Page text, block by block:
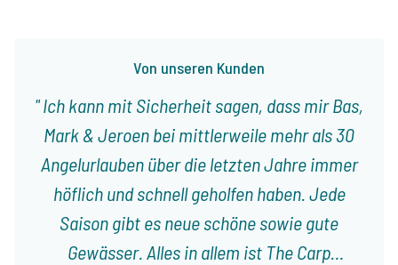
Von unseren Kunden
Ich kann mit Sicherheit sagen, dass mir Bas,
Mark & Jeroen bei mittlerweile mehr als 30
Angelurlauben über die letzten Jahre immer
höflich und schnell geholfen haben. Jede
Saison gibt es neue schöne sowie gute
Gewässer. Alles in allem ist The Carp